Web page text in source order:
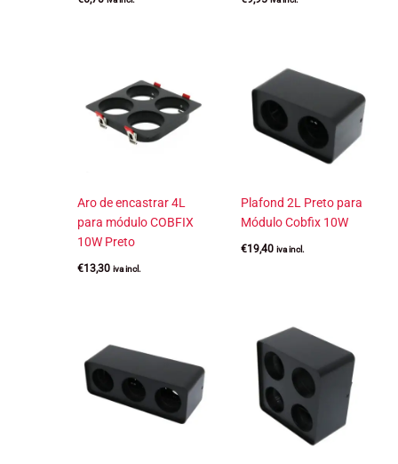
Aro de encastrar 4L
para módulo COBFIX
10W Preto
€13,30 iva incl.
Plafond 2L Preto para
Módulo Cobfix 10W
€19,40 iva incl.